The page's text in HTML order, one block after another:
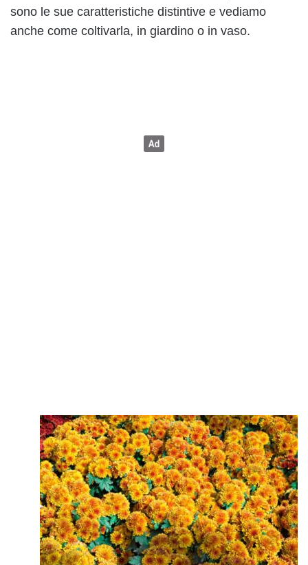
sono le sue caratteristiche distintive e vediamo
anche come coltivarla, in giardino o in vaso.